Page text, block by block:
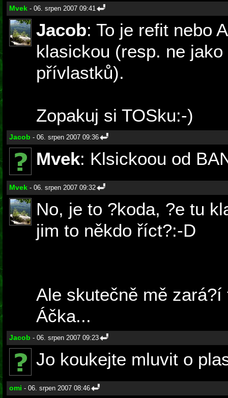
Mvek - 06. srpen 2007 09:41
Jacob: To je refit nebo
klasickou (resp. ne
přívlastků).
Zopakuj si TOSku:-)
Jacob - 06. srpen 2007 09:36
Mvek: Klsickoou od
Mvek - 06. srpen 2007 09:32
No, je to ?koda, ?e tu
jim to někdo říct?:-D
Ale skutečně mě
Áčka...
Jacob - 06. srpen 2007 09:23
Jo koukejte mluvit o
omi - 06. srpen 2007 08:46